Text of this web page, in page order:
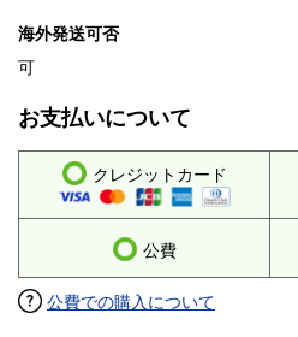
海外発送可否
可
お支払いについて
クレジットカード
公費
公費での購入について